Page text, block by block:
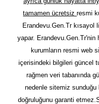
tamamen ücretsizresmi
Erandevu.Gen.Tr kısayol
yapar.
kurumların resmi web
içerisindeki bilgileri güncel
rağmen veri tabanında
nedenle sitemiz
doğruluğunu garanti